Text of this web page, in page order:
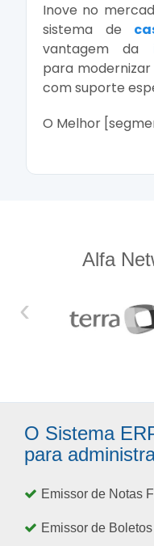
Inove no
sistema de
vantagem da
para
com suporte
O Melhor
Alfa
‹
O Sistema
para
Emissor de Notas
Emissor de Boletos